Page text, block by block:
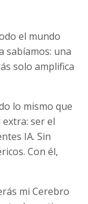
el mundo
sabíamos: una
solo amplifica
lo mismo que
ser el
IA. Sin
Con él,
mi Cerebro